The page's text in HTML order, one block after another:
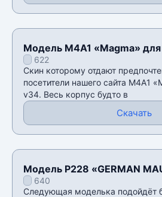
Модель M4A1 «Magma» для
622
Скин которому отдают
посетители нашего сайта M4A1
v34. Весь корпус будто в
Скачать
Модель P228 «GERMAN
для CSS v34
640
Следующая моделька подойдёт